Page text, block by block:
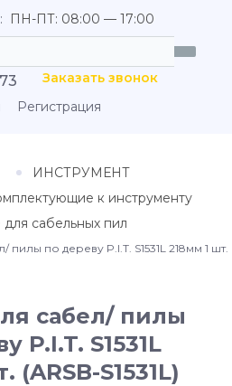
ПН-ПТ: 08:00 — 17:00
Заказать звонок
Регистрация
ИНСТРУМЕНТ
к инструменту
сабельных пил
по дереву P.I.T. S1531L 218мм 1 шт.
сабел/ пилы
P.I.T. S1531L
(ARSB-S1531L)